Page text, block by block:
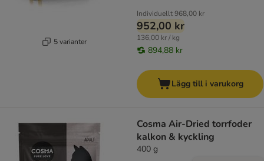
5 varianter
Individuellt968,00 kr
952,00 kr
136,00 kr / kg
894,88 kr
Lägg till i varukorg
Cosma Air-Dried torrfoder
kalkon & kyckling
400 g